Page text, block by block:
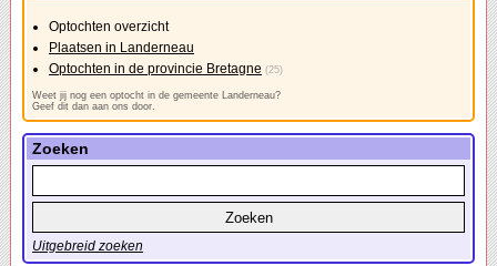
Optochten overzicht
Plaatsen in Landerneau
Optochten in de provincie Bretagne (25)
Weet jij nog een optocht in de gemeente Landerneau?
Geef dit dan aan ons door.
Zoeken
Uitgebreid zoeken